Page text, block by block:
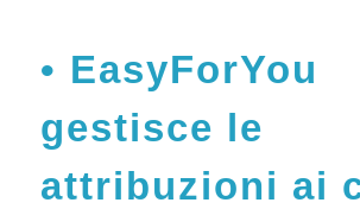
EasyForYou
gestisce le
attribuzioni ai